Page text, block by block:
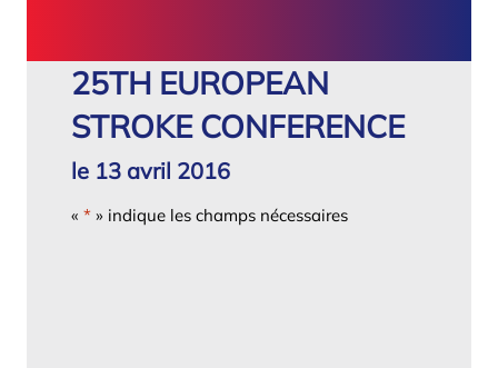
25TH EUROPEAN
STROKE CONFERENCE
le 13 avril 2016
« *» indique les champs nécessaires